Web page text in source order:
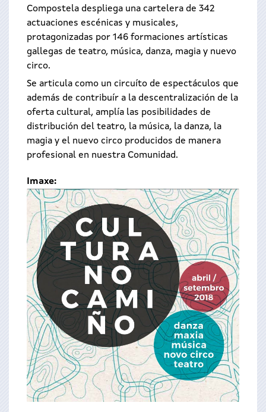
Compostela despliega una cartelera de 342
actuaciones escénicas y musicales,
protagonizadas por 146 formaciones artísticas
gallegas de teatro, música, danza, magia y nuevo
circo.
Se articula como un circuíto de espectáculos que
además de contribuír a la descentralización de la
oferta cultural, amplía las posibilidades de
distribución del teatro, la música, la danza, la
magia y el nuevo circo producidos de manera
profesional en nuestra Comunidad.
Imaxe: